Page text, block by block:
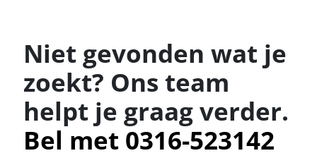
Niet gevonden wat je
zoekt? Ons team
helpt je graag verder.
Bel met 0316-523142